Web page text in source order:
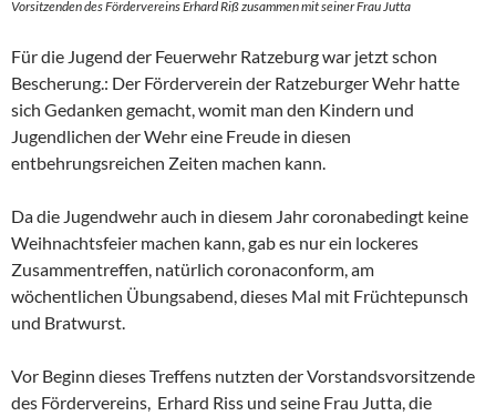
Vorsitzenden des Fördervereins Erhard Riß zusammen mit seiner Frau Jutta
Für die Jugend der Feuerwehr Ratzeburg war jetzt schon
Bescherung.: Der Förderverein der Ratzeburger Wehr hatte
sich Gedanken gemacht, womit man den Kindern und
Jugendlichen der Wehr eine Freude in diesen
entbehrungsreichen Zeiten machen kann.
Da die Jugendwehr auch in diesem Jahr coronabedingt keine
Weihnachtsfeier machen kann, gab es nur ein lockeres
Zusammentreffen, natürlich coronaconform, am
wöchentlichen Übungsabend, dieses Mal mit Früchtepunsch
und Bratwurst.
Vor Beginn dieses Treffens nutzten der Vorstandsvorsitzende
des Fördervereins, Erhard Riss und seine Frau Jutta, die